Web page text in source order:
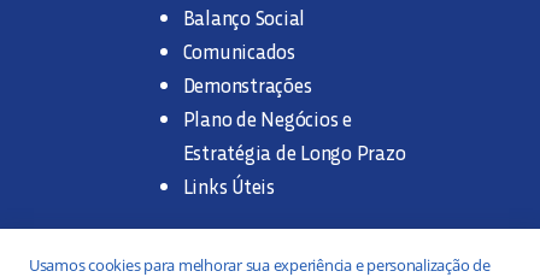
Balanço Social
Comunicados
Demonstrações
Plano de Negócios e
Estratégia de Longo Prazo
Links Úteis
Trabalhe na SANASA
Usamos cookies para melhorar sua experiência e personalização de